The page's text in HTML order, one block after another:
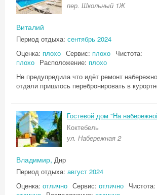
пер. Школьный 1Ж
Виталий
Период отдыха: сентябрь 2024
Оценка: плохо Сервис: плохо Чистота:
плохо Расположение: плохо
Не предупредила что идёт ремонт
отдали пришлось перебронировать в
Гостевой дом "На
Коктебель
ул. Набережная 2
Владимир, Днр
Период отдыха: август 2024
Оценка: отлично Сервис: отлично Чистота: